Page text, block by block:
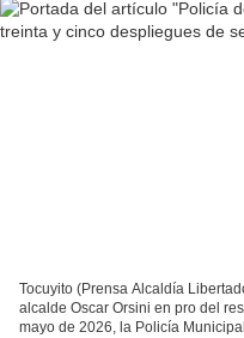
Tocuyito (Prensa Alcaldía
alcalde Oscar Orsini en pro del
mayo de 2026, la Policía